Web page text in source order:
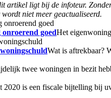
artikel ligt bij de infoteur.
niet meer geactualiseerd.
onroerend goedHet
Wat is aftrekbaar?
twee woningen in bezit
2020 is een fiscale bijtelling bij